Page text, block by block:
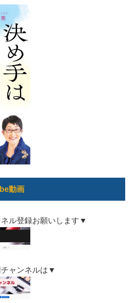
動画
ル登録お願いします▼
ャンネルは▼